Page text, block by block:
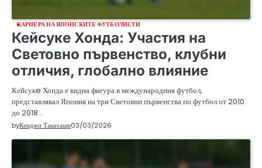
КАРИЕРА НА ЯПОНСКИТЕ ФУТБОЛИСТИ
Кейсукe Хонда: Участия на
Световно първенство, клубни
отличия, глобално влияние
Кейсукe Хонда е видна фигура в международния футбол,
представлявал Япония на три Световни първенства по футбол от 2010
до 2018…
byКенджи Такахаши03/03/2026